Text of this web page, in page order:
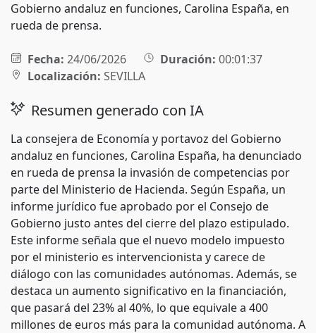
Gobierno andaluz en funciones, Carolina España, en
rueda de prensa.
Fecha: 24/06/2026 Duración: 00:01:37
Localización: SEVILLA
Resumen generado con IA
La consejera de Economía y portavoz del Gobierno
andaluz en funciones, Carolina España, ha denunciado
en rueda de prensa la invasión de competencias por
parte del Ministerio de Hacienda. Según España, un
informe jurídico fue aprobado por el Consejo de
Gobierno justo antes del cierre del plazo estipulado.
Este informe señala que el nuevo modelo impuesto
por el ministerio es intervencionista y carece de
diálogo con las comunidades autónomas. Además, se
destaca un aumento significativo en la financiación,
que pasará del 23% al 40%, lo que equivale a 400
millones de euros más para la comunidad autónoma. A